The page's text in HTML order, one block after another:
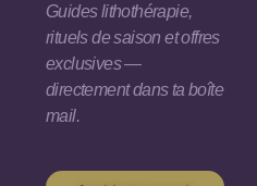
Guides lithothérapie,
rituels de saison et offres
exclusives —
directement dans ta boîte
mail.